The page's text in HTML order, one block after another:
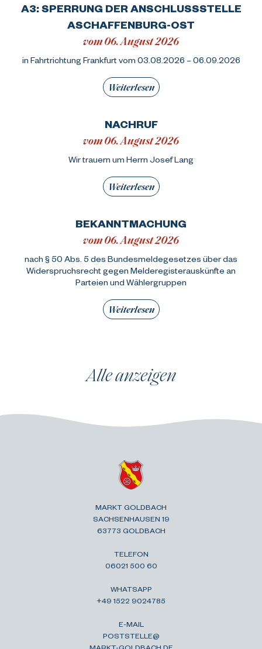
A3: SPERRUNG DER ANSCHLUSSSTELLE
ASCHAFFENBURG-OST
vom 06. August 2026
in Fahrtrichtung Frankfurt vom 03.08.2026 – 06.09.2026
Weiterlesen
NACHRUF
vom 06. August 2026
Wir trauern um Herrn Josef Lang
Weiterlesen
BEKANNTMACHUNG
vom 06. August 2026
nach § 50 Abs. 5 des Bundesmeldegesetzes über das
Widerspruchsrecht gegen Melderegisterauskünfte an
Parteien und Wählergruppen
Weiterlesen
Alle anzeigen
MARKT GOLDBACH
SACHSENHAUSEN 19
63773 GOLDBACH
TELEFON
06021 500 60
WHATSAPP
+49 1522 9024785
E-MAIL
POSTSTELLE@